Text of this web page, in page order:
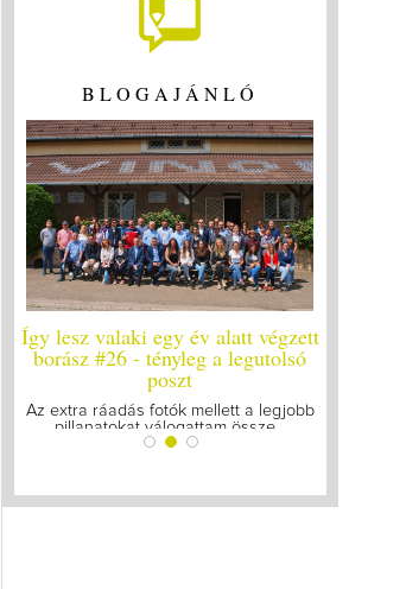
BLOGAJÁNLÓ
Így lesz valaki egy év alatt végzett
borász #25
Megírtuk a modulzáró vizsgákat, már
lázasan készülünk az utolsó...